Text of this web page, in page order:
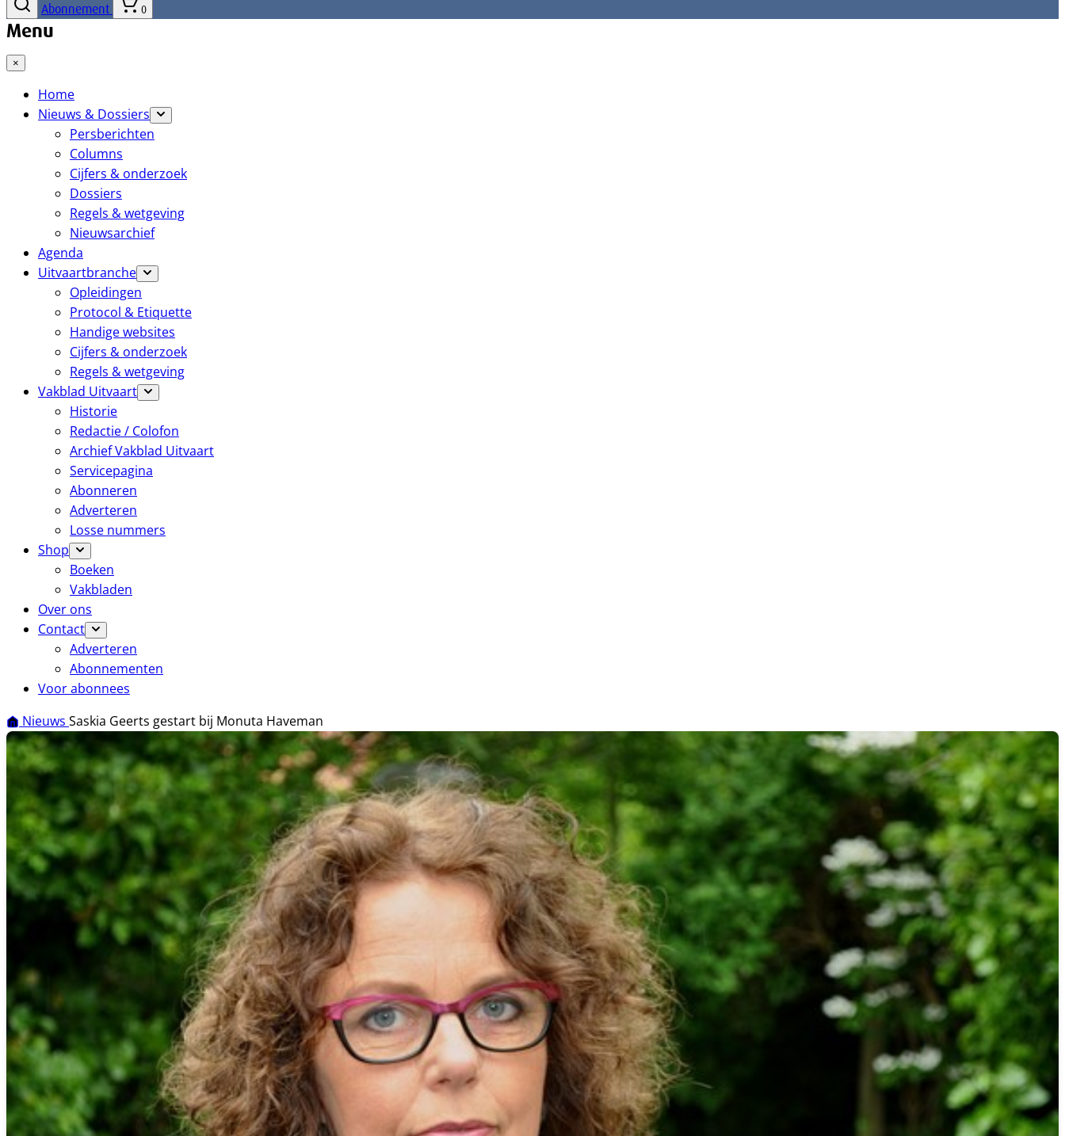
Abonnement 0
Menu
×
Home
Nieuws & Dossiers
Persberichten
Columns
Cijfers & onderzoek
Dossiers
Regels & wetgeving
Nieuwsarchief
Agenda
Uitvaartbranche
Opleidingen
Protocol & Etiquette
Handige websites
Cijfers & onderzoek
Regels & wetgeving
Vakblad Uitvaart
Historie
Redactie / Colofon
Archief Vakblad Uitvaart
Servicepagina
Abonneren
Adverteren
Losse nummers
Shop
Boeken
Vakbladen
Over ons
Contact
Adverteren
Abonnementen
Voor abonnees
Nieuws Saskia Geerts gestart bij Monuta Haveman